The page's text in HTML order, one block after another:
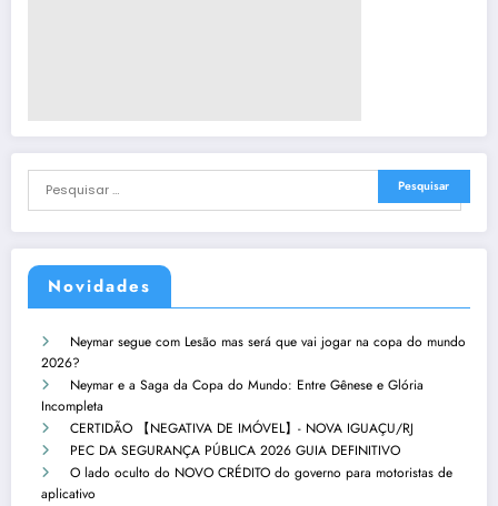
Novidades
Neymar segue com Lesão mas será que vai jogar na copa do mundo
2026?
Neymar e a Saga da Copa do Mundo: Entre Gênese e Glória
Incompleta
CERTIDÃO 【NEGATIVA DE IMÓVEL】- NOVA IGUAÇU/RJ
PEC DA SEGURANÇA PÚBLICA 2026 GUIA DEFINITIVO
O lado oculto do NOVO CRÉDITO do governo para motoristas de
aplicativo